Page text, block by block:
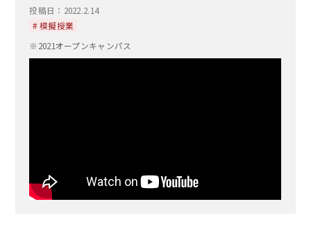
コンセプト動画
投稿日： 2022.2.14
# 模擬授業
※2021オープンキャンパス